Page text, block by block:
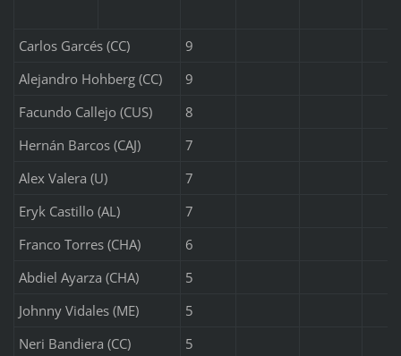
Carlos Garcés (CC)
9
Alejandro Hohberg (CC)
9
Facundo Callejo (CUS)
8
Hernán Barcos (CAJ)
7
Alex Valera (U)
7
Eryk Castillo (AL)
7
Franco Torres (CHA)
6
Abdiel Ayarza (CHA)
5
Johnny Vidales (ME)
5
Neri Bandiera (CC)
5